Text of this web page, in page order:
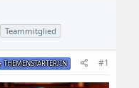
Teammitglied
THEMENSTARTER/IN #1